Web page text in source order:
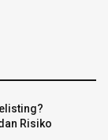
Risiko